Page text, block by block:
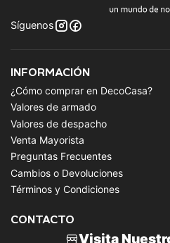
Síguenos
INFORMACIÓN
¿Cómo comprar en DecoCasa?
Valores de armado
Valores de despacho
Venta Mayorista
Preguntas Frecuentes
Cambios o Devoluciones
Términos y Condiciones
CONTACTO
Visita